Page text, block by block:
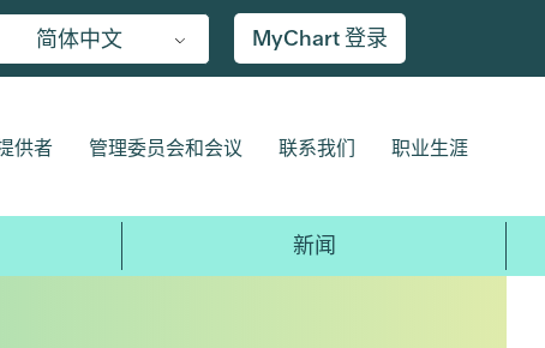
简体中文 MyChart 登录
供者 管理委员会和会议 联系我们 职业生涯
新闻